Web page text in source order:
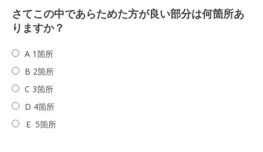
さてこの中であらためた方が良い部分は何箇所あ
りますか？
A 1箇所
B 2箇所
C 3箇所
D 4箇所
Ｅ 5箇所